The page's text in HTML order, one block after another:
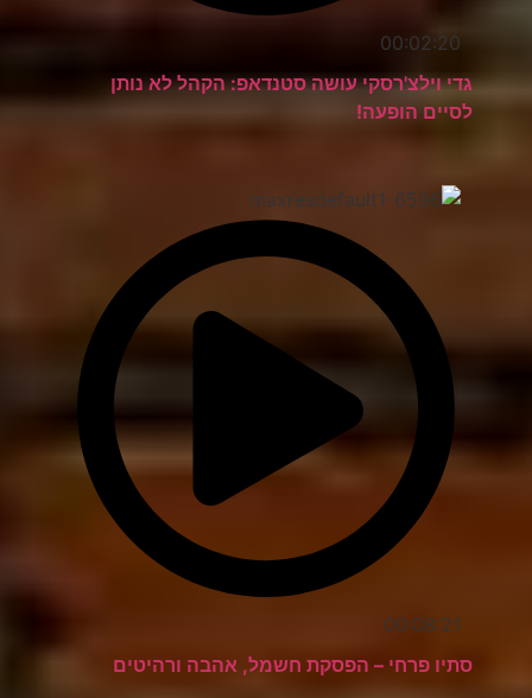
00:02:20
גדי וילצ'רסקי עושה סטנדאפ: הקהל לא נותן
לסיים הופעה!
00:08:21
סתיו פרחי – הפסקת חשמל, אהבה ורהיטים